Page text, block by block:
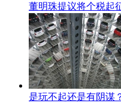
董明珠提议将个税起
是玩不起还是有阴谋